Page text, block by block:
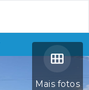
Mais fotos